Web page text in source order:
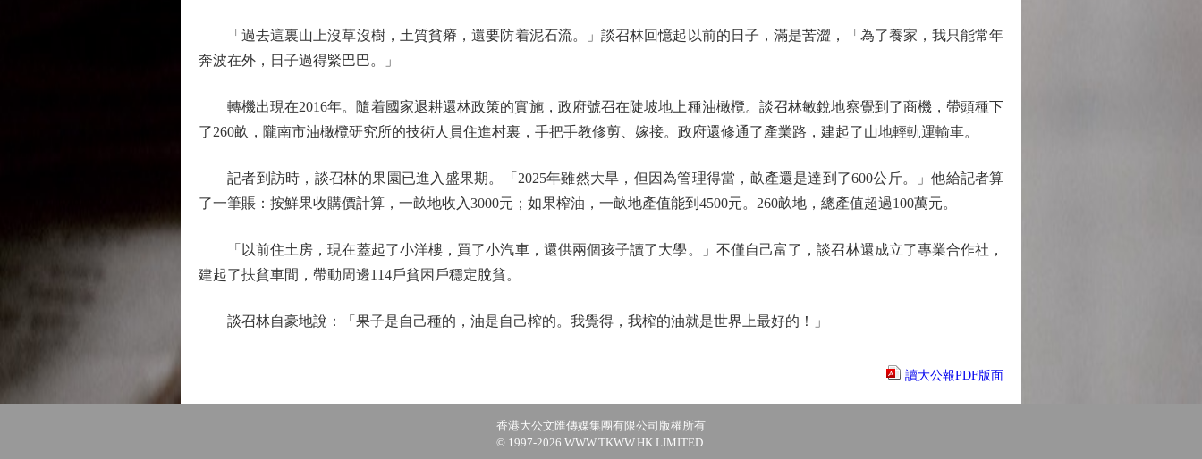
「過去這裏山上沒草沒樹，土質貧瘠，還要防着泥石流。」談召林回憶起以前的日子，滿是苦澀，「為了養家，我只能常年
奔波在外，日子過得緊巴巴。」
轉機出現在2016年。隨着國家退耕還林政策的實施，政府號召在陡坡地上種油橄欖。談召林敏銳地察覺到了商機，帶頭種下
了260畝，隴南市油橄欖研究所的技術人員住進村裏，手把手教修剪、嫁接。政府還修通了產業路，建起了山地輕軌運輸車。
記者到訪時，談召林的果園已進入盛果期。「2025年雖然大旱，但因為管理得當，畝產還是達到了600公斤。」他給記者算
了一筆賬：按鮮果收購價計算，一畝地收入3000元；如果榨油，一畝地產值能到4500元。260畝地，總產值超過100萬元。
「以前住土房，現在蓋起了小洋樓，買了小汽車，還供兩個孩子讀了大學。」不僅自己富了，談召林還成立了專業合作社，
建起了扶貧車間，帶動周邊114戶貧困戶穩定脫貧。
談召林自豪地說：「果子是自己種的，油是自己榨的。我覺得，我榨的油就是世界上最好的！」
讀大公報PDF版面
香港大公文匯傳媒集團有限公司版權所有
© 1997-2026 WWW.TKWW.HK LIMITED.